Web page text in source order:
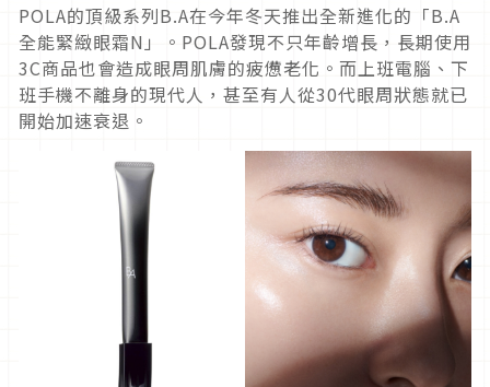
POLA的頂級系列B.A在今年冬天推出全新進化的「B.A
全能緊緻眼霜N」。POLA發現不只年齡增長，長期使用
3C商品也會造成眼周肌膚的疲憊老化。而上班電腦、下
班手機不離身的現代人，甚至有人從30代眼周狀態就已
開始加速衰退。